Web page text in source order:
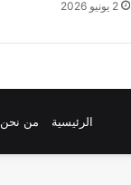
2 يونيو 2026
الرئيسية من نحن